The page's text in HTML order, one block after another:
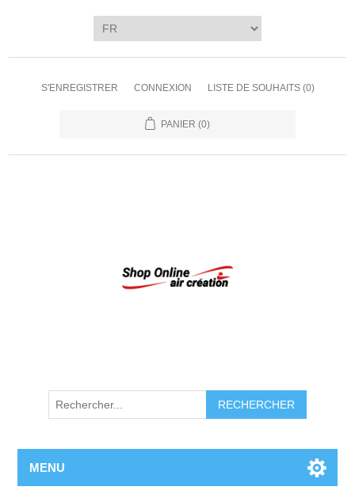
S'ENREGISTRER CONNEXION LISTE DE SOUHAITS (0)
PANIER (0)
RECHERCHER
MENU